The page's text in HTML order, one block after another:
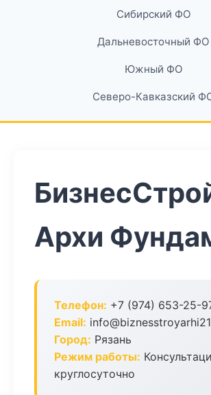
Сибирский ФО
Дальневосточный ФО
Южный ФО
Северо-Кавказский
Архи
Телефон: +7 (974) 653-25-
Email:
Город: Рязань
Режим работы:
круглосуточно